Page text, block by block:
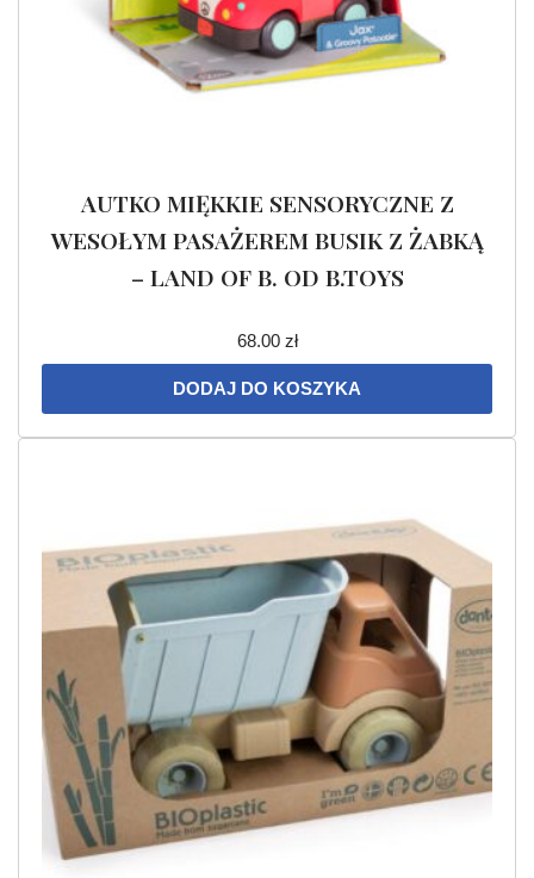
AUTKO MIĘKKIE SENSORYCZNE Z
WESOŁYM PASAŻEREM BUSIK Z ŻABKĄ
– LAND OF B. OD B.TOYS
68.00 zł
DODAJ DO KOSZYKA